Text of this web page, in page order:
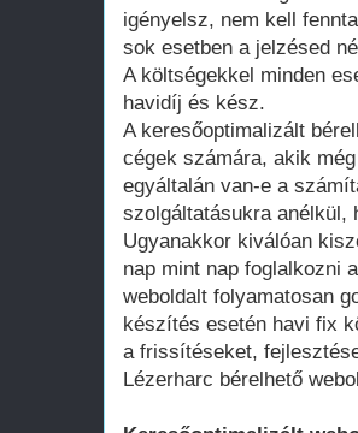
igényelsz, nem kell
sok esetben a jelzésed
A költségekkel minden
havidíj és kész.
A keresőoptimalizált
cégek számára, akik
egyáltalán van-e a
szolgáltatásukra anélkül,
Ugyanakkor kiválóan
nap mint nap foglalkozni
weboldalt folyamatosan
készítés esetén havi fix
a frissítéseket,
Lézerharc bérelhető